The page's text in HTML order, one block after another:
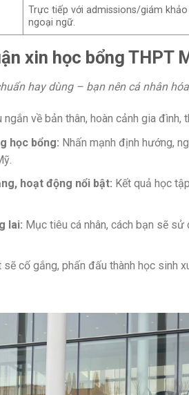
Trực tiếp với admissions/giám
ngoại ngữ.
xin học bổng THPT
hay dùng – bạn nên cá nhân
ngắn về bản thân, hoàn cảnh gia đình,
học bổng: Nhấn mạnh định hướng,
hoạt động nổi bật: Kết quả học
lai: Mục tiêu cá nhân, cách bạn sẽ
sẽ cố gắng, phấn đấu thành học